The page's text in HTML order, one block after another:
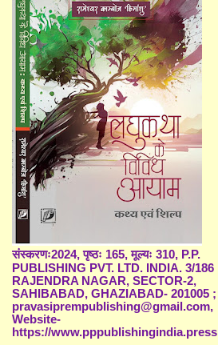
संस्करणः2024, पृष्ठः 165, मूल्यः 310, P.P.
PUBLISHING PVT. LTD. INDIA. 3/186
RAJENDRA NAGAR, SECTOR-2,
SAHIBABAD, GHAZIABAD- 201005 ;
pravasiprempublishing@gmail.com,
Website-
https://www.pppublishingindia.press